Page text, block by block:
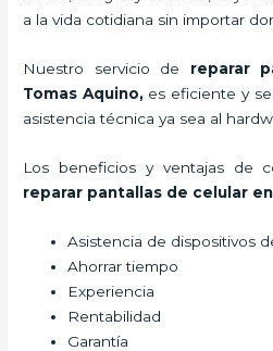
a la vida cotidiana sin importar
Nuestro servicio de reparar
Tomas Aquino,es eficiente y
asistencia técnica ya sea al
Los beneficios y ventajas de
reparar pantallas de celular
Asistencia de dispositivos
Ahorrar tiempo
Experiencia
Rentabilidad
Garantía